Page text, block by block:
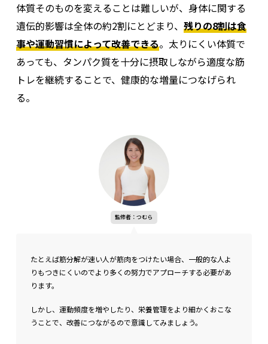
体質そのものを変えることは難しいが、身体に関する
遺伝的影響は全体の約2割にとどまり、 残りの8割は食
事や運動習慣によって改善できる。太りにくい体質で
あっても、タンパク質を十分に摂取しながら適度な筋
トレを継続することで、健康的な増量につなげられ
る。
監修者：つむら
たとえば筋分解が速い人が筋肉をつけたい場合、一般的な人よ
りもつきにくいのでより多くの努力でアプローチする必要があ
ります。
しかし、運動頻度を増やしたり、栄養管理をより細かくおこな
うことで、改善につながるので意識してみましょう。